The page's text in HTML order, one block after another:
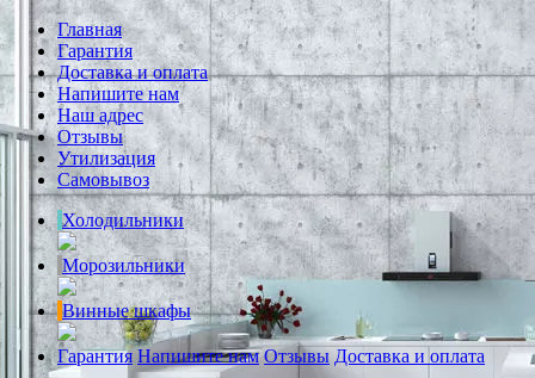
Главная
Гарантия
Доставка и оплата
Напишите нам
Наш адрес
Отзывы
Утилизация
Самовывоз
Холодильники
Морозильники
Винные шкафы
Гарантия Напишите нам Отзывы Доставка и оплата